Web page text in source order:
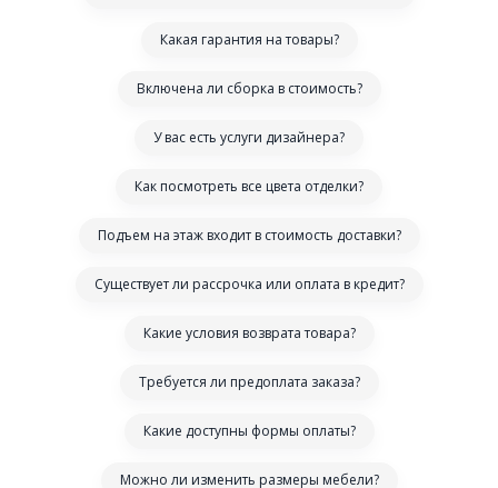
Какая гарантия на товары?
Включена ли сборка в стоимость?
У вас есть услуги дизайнера?
Как посмотреть все цвета отделки?
Подъем на этаж входит в стоимость доставки?
Существует ли рассрочка или оплата в кредит?
Какие условия возврата товара?
Требуется ли предоплата заказа?
Какие доступны формы оплаты?
Можно ли изменить размеры мебели?